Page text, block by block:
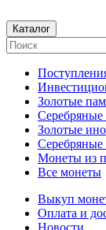
Каталог
Золотые
Золотые
Монеты из
Все монеты
Выкуп
Оплата и
Новости